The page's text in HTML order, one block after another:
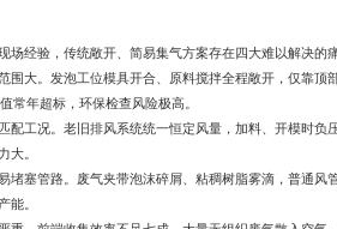
场经验，传统敞开、简易集气方案存在四大难以解决的
围大。发泡工位模具开合、原料搅拌全程敞开，仅靠
常年超标，环保检查风险极高。
配工况。老旧排风系统统一恒定风量，加料、开模时
大。
堵塞管路。废气夹带泡沫碎屑、粘稠树脂雾滴，普通风
能。